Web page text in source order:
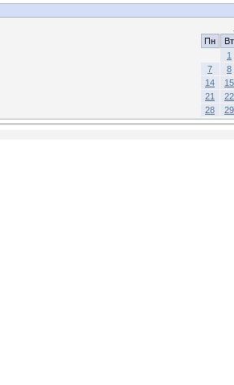
Пн
Вт
1
7
8
14
15
21
22
28
29